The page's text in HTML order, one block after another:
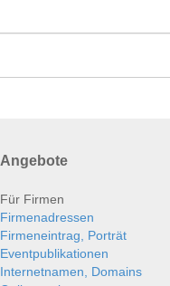
Angebote
Für Firmen
Firmenadressen
Firmeneintrag, Porträt
Eventpublikationen
Internetnamen, Domains